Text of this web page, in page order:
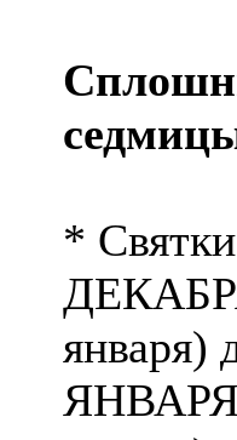
*
января)